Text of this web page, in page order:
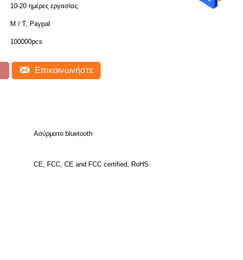
10-20 ημέρες εργασίας
Μ / Τ, Paypal
100000pcs
Επικοινωνήστε
Ασύρματο bluetooth
CE, FCC, CE and FCC certified, RoHS